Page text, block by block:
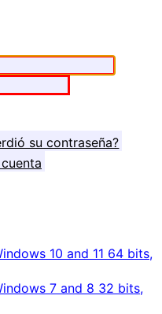
su contraseña?
10 and 11 64 bits,
7 and 8 32 bits,